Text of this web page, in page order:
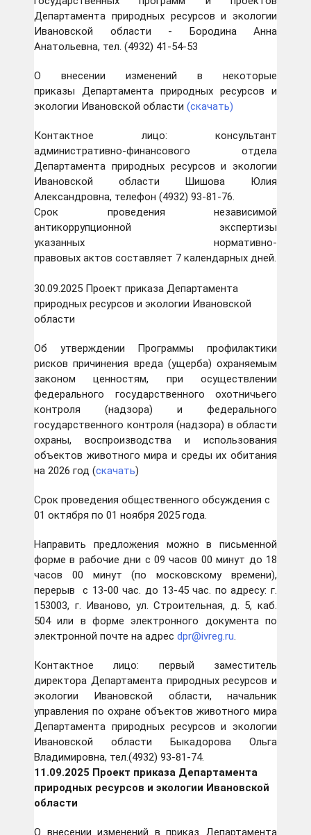
Департамента природных ресурсов и экологии
Ивановской области - Бородина Анна
Анатольевна, тел. (4932) 41-54-53
О внесении изменений в некоторые
приказы Департамента природных ресурсов и
экологии Ивановской области (скачать)
Контактное лицо: консультант
административно-финансового отдела
Департамента природных ресурсов и экологии
Ивановской области Шишова Юлия
Александровна, телефон (4932) 93-81-76.
Срок проведения независимой
антикоррупционной экспертизы
указанных нормативно-
правовых актов составляет 7 календарных дней.
30.09.2025 Проект приказа Департамента
природных ресурсов и экологии Ивановской
области
Об утверждении Программы профилактики
рисков причинения вреда (ущерба) охраняемым
законом ценностям, при осуществлении
федерального государственного охотничьего
контроля (надзора) и федерального
государственного контроля (надзора) в области
охраны, воспроизводства и использования
объектов животного мира и среды их обитания
на 2026 год (скачать)
Срок проведения общественного обсуждения с
01 октября по 01 ноября 2025 года.
Направить предложения можно в письменной
форме в рабочие дни с 09 часов 00 минут до 18
часов 00 минут (по московскому времени),
перерыв с 13-00 час. до 13-45 час. по адресу: г.
153003, г. Иваново, ул. Строительная, д. 5, каб.
504 или в форме электронного документа по
электронной почте на адрес dpr@ivreg.ru.
Контактное лицо: первый заместитель
директора Департамента природных ресурсов и
экологии Ивановской области, начальник
управления по охране объектов животного мира
Департамента природных ресурсов и экологии
Ивановской области Быкадорова Ольга
Владимировна, тел.(4932) 93-81-74.
11.09.2025 Проект приказа Департамента
природных ресурсов и экологии Ивановской
области
О внесении изменений в приказ Департамента